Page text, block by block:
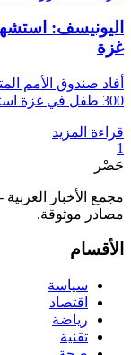
غزة
أفاد صندوق الأمم
300 طفل في غزة استشهدوا خلال الـ300 يوم الماضية،...
قراءة المزيد
1
حَصْر
مجمع الأخبار
مصادر موثوقة.
الأقسام
سياسة
اقتصاد
رياضة
تقنية